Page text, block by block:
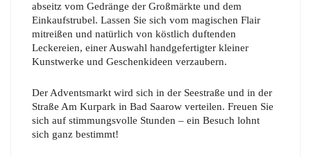
abseitz vom Gedränge der Großmärkte und dem
Einkaufstrubel. Lassen Sie sich vom magischen Flair
mitreißen und natürlich von köstlich duftenden
Leckereien, einer Auswahl handgefertigter kleiner
Kunstwerke und Geschenkideen verzaubern.
Der Adventsmarkt wird sich in der Seestraße und in der
Straße Am Kurpark in Bad Saarow verteilen. Freuen Sie
sich auf stimmungsvolle Stunden – ein Besuch lohnt
sich ganz bestimmt!